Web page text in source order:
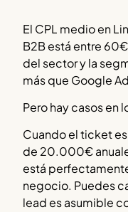
El CPL medio en
B2B está entre
del sector y la
más que Google
Pero hay casos en
Cuando el ticket
de 20.000€
está
negocio. Puedes
lead es asumible